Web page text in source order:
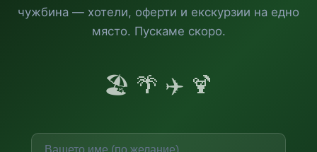
чужбина — хотели, оферти и екскурзии на едно
място. Пускаме скоро.
🏖️ 🌴 ✈️ 🍹